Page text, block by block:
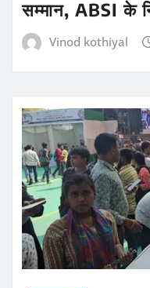
सम्मान, ABSI के
Vinod kothiyal